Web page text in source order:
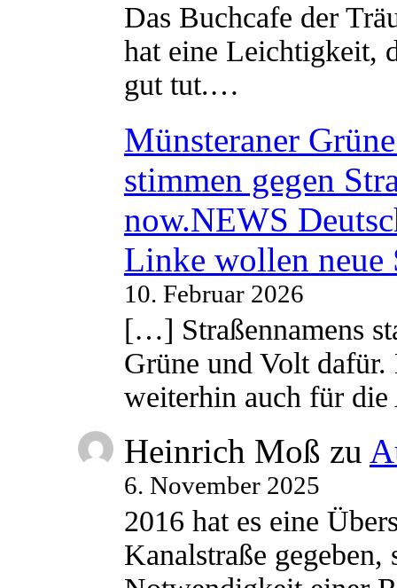
Das Buchcafe der
hat eine Leichtigkeit,
gut tut.…
Münsteraner
stimmen gegen
now.NEWS
Linke wollen neue
10. Februar 2026
[…] Straßennamens
Grüne und Volt
weiterhin auch für
Heinrich Moß zu
6. November 2025
2016 hat es eine
Kanalstraße